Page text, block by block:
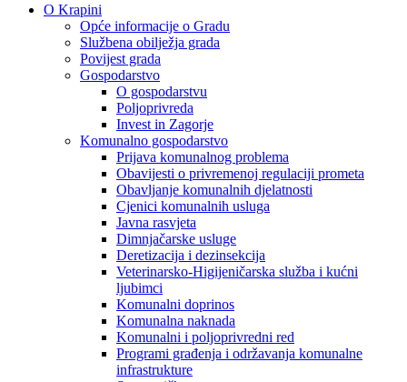
O Krapini
Opće informacije o Gradu
Službena obilježja grada
Povijest grada
Gospodarstvo
O gospodarstvu
Poljoprivreda
Invest in Zagorje
Komunalno gospodarstvo
Prijava komunalnog problema
Obavijesti o privremenoj regulaciji prometa
Obavljanje komunalnih djelatnosti
Cjenici komunalnih usluga
Javna rasvjeta
Dimnjačarske usluge
Deretizacija i dezinsekcija
Veterinarsko-Higijeničarska služba i kućni
ljubimci
Komunalni doprinos
Komunalna naknada
Komunalni i poljoprivredni red
Programi građenja i održavanja komunalne
infrastrukture